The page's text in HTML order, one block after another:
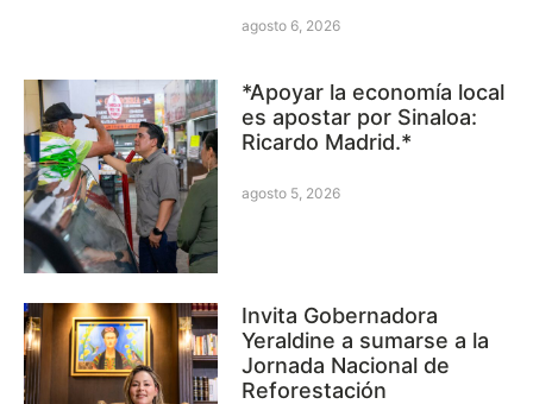
agosto 6, 2026
*Apoyar la economía local
es apostar por Sinaloa:
Ricardo Madrid.*
agosto 5, 2026
Invita Gobernadora
Yeraldine a sumarse a la
Jornada Nacional de
Reforestación